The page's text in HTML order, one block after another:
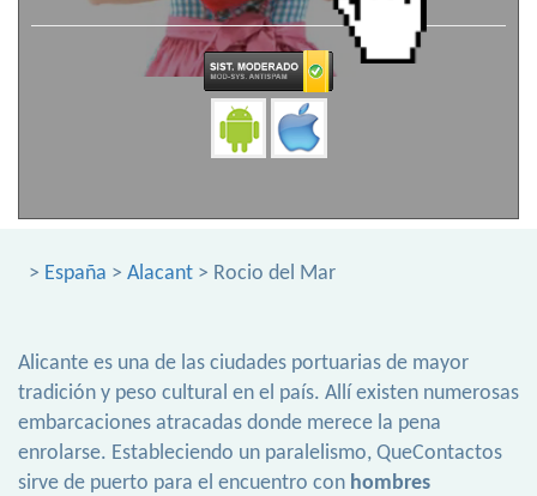
> España > Alacant > Rocio del Mar
Alicante es una de las ciudades portuarias de mayor
tradición y peso cultural en el país. Allí existen numerosas
embarcaciones atracadas donde merece la pena
enrolarse. Estableciendo un paralelismo, QueContactos
sirve de puerto para el encuentro con hombres